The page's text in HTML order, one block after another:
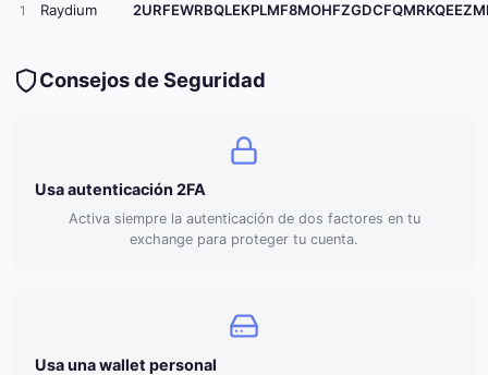
1 Raydium
Consejos de Seguridad
Usa autenticación 2FA
Activa siempre la autenticación de dos factores en tu
exchange para proteger tu cuenta.
Usa una wallet personal